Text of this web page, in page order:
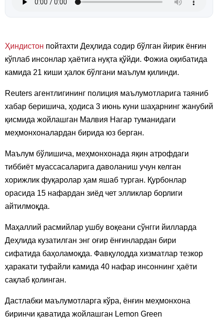
Ҳиндистон пойтахти Деҳлида содир бўлган йирик ёнғин
кўплаб инсонлар ҳаётига нуқта қўйди. Фожиа оқибатида
камида 21 киши ҳалок бўлгани маълум қилинди.
Reuters агентлигининг полиция маълумотларига таяниб
хабар беришича, ҳодиса 3 июнь куни шаҳарнинг жанубий
қисмида жойлашган Малвия Нагар туманидаги
меҳмонхоналардан бирида юз берган.
Маълум бўлишича, меҳмонхонада яқин атрофдаги
тиббиёт муассасаларига даволаниш учун келган
хорижлик фуқаролар ҳам яшаб турган. Қурбонлар
орасида 15 нафардан зиёд чет элликлар борлиги
айтилмоқда.
Маҳаллий расмийлар ушбу воқеани сўнгги йилларда
Деҳлида кузатилган энг оғир ёнғинлардан бири
сифатида баҳоламоқда. Фавқулодда хизматлар тезкор
ҳаракати туфайли камида 40 нафар инсоннинг ҳаёти
сақлаб қолинган.
Дастлабки маълумотларга кўра, ёнғин меҳмонхона
биринчи қаватида жойлашган Lemon Green